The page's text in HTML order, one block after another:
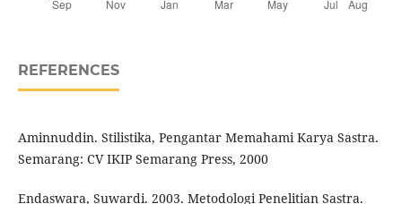
REFERENCES
Aminnuddin. Stilistika, Pengantar Memahami Karya Sastra.
Semarang: CV IKIP Semarang Press, 2000
Endaswara, Suwardi. 2003. Metodologi Penelitian Sastra.